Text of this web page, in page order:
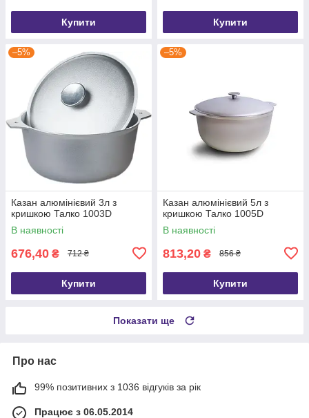
Купити Купити
–5%
Казан алюмінієвий 3л з
кришкою Талко 1003D
В наявності
676,40 ₴ 712 ₴
Купити
–5%
Казан алюмінієвий 5л з
кришкою Талко 1005D
В наявності
813,20 ₴ 856 ₴
Купити
Показати ще
Про нас
99% позитивних з 1036 відгуків за рік
Працює з 06.05.2014